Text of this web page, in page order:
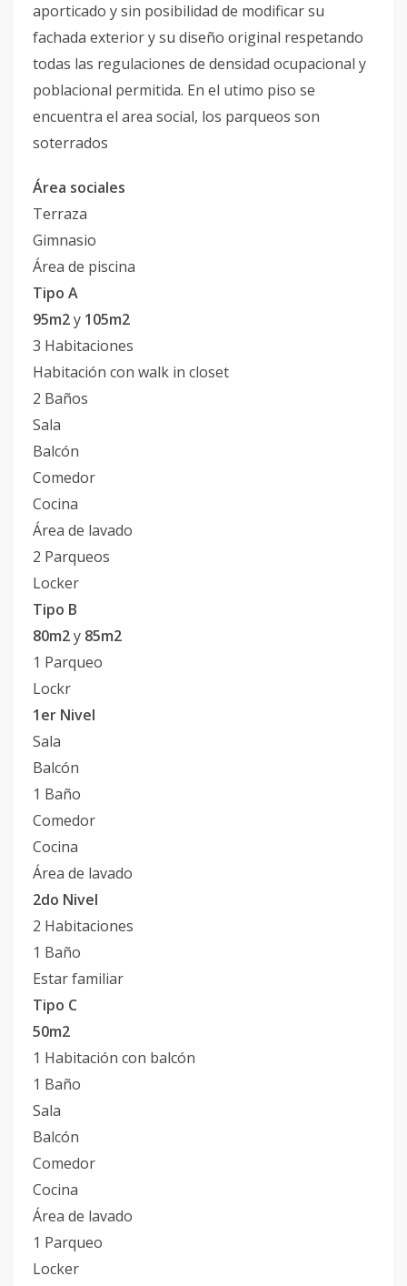
aporticado y sin posibilidad de modificar su
fachada exterior y su diseño original respetando
todas las regulaciones de densidad ocupacional y
poblacional permitida. En el utimo piso se
encuentra el area social, los parqueos son
soterrados
Área sociales
Terraza
Gimnasio
Área de piscina
Tipo A
95m2y 105m2
3 Habitaciones
Habitación con walk in closet
2 Baños
Sala
Balcón
Comedor
Cocina
Área de lavado
2 Parqueos
Locker
Tipo B
80m2y 85m2
1 Parqueo
Lockr
1er Nivel
Sala
Balcón
1 Baño
Comedor
Cocina
Área de lavado
2do Nivel
2 Habitaciones
1 Baño
Estar familiar
Tipo C
50m2
1 Habitación con balcón
1 Baño
Sala
Balcón
Comedor
Cocina
Área de lavado
1 Parqueo
Locker